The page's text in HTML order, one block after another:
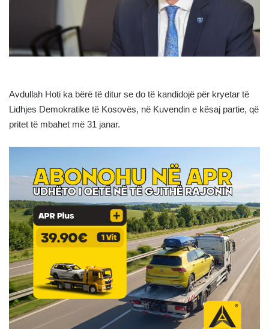
Avdullah Hoti ka bërë të ditur se do të kandidojë për kryetar të
Lidhjes Demokratike të Kosovës, në Kuvendin e kësaj partie, që
pritet të mbahet më 31 janar.